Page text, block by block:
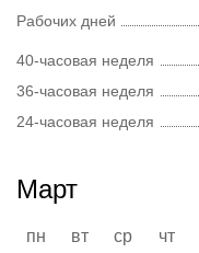
Рабочих дней
40-часовая неделя
36-часовая неделя
24-часовая неделя
Март
пн вт ср чт